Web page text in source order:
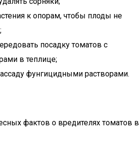
к опорам, чтобы плоды не
посадку томатов с
в теплице;
фунгицидными растворами.
фактов о вредителях томатов в